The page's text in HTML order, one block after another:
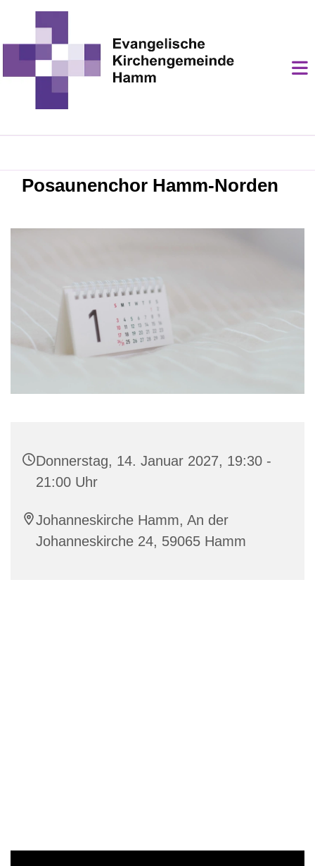
Posaunenchor Hamm-Norden
Donnerstag, 14. Januar 2027, 19:30 -
21:00 Uhr
Johanneskirche Hamm, An der
Johanneskirche 24, 59065 Hamm